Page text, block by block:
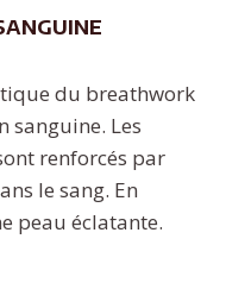
du breathwork
sanguine. Les
renforcés par
le sang. En
peau éclatante.